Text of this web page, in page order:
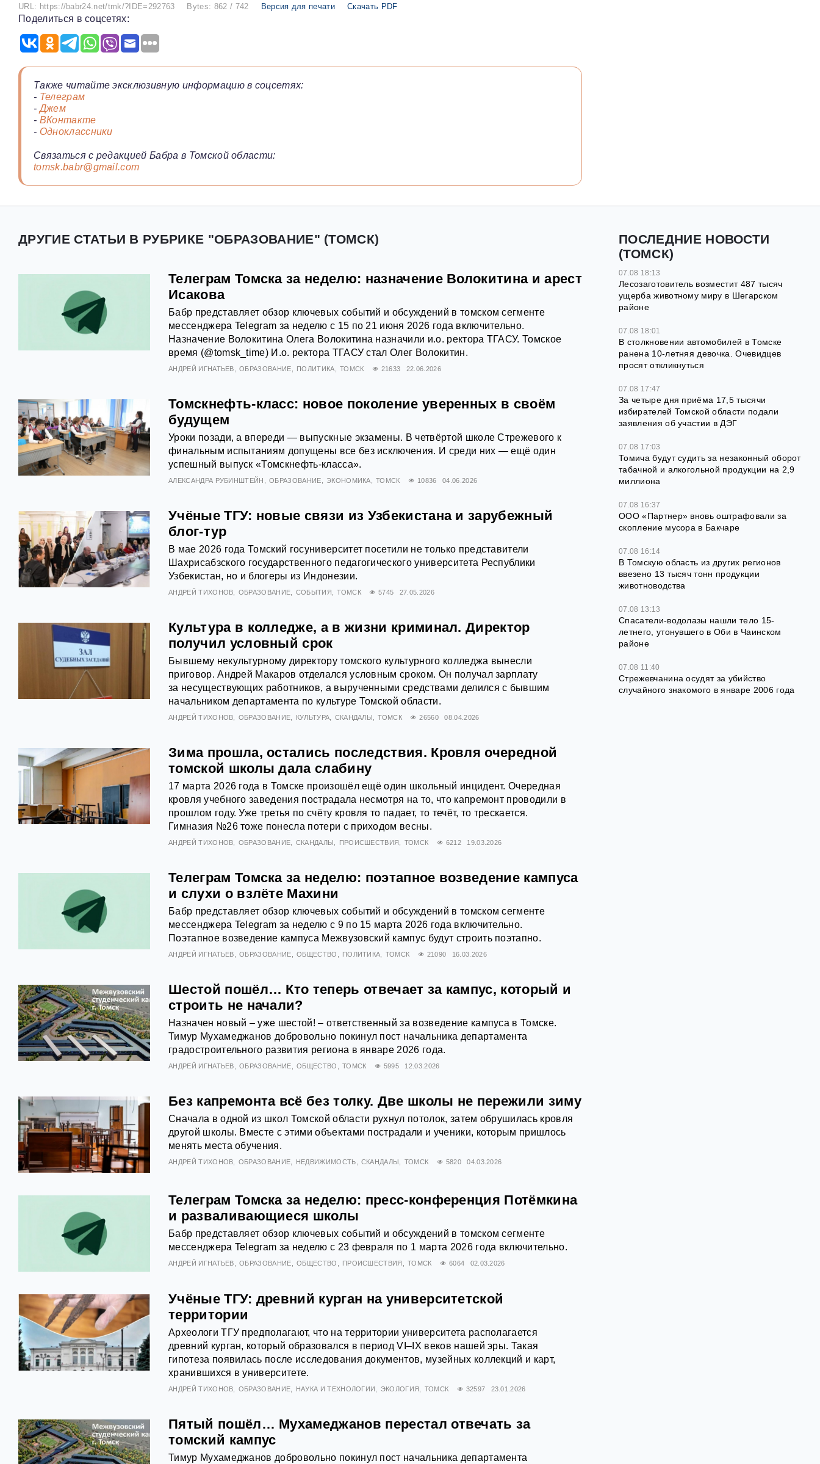
URL: https://babr24.net/tmk/?IDE=292763 Bytes: 862 / 742 Версия для печати Скачать PDF
Поделиться в соцсетях:
Также читайте эксклюзивную информацию в соцсетях:
- Телеграм
-Джем
- ВКонтакте
- Одноклассники
Связаться с редакцией Бабра в Томской области:
tomsk.babr@gmail.com
ДРУГИЕ СТАТЬИ В РУБРИКЕ "ОБРАЗОВАНИЕ" (ТОМСК)
Телеграм Томска за неделю: назначение Волокитина и арест
Исакова
Бабр представляет обзор ключевых событий и обсуждений в томском сегменте
мессенджера Telegram за неделю с 15 по 21 июня 2026 года включительно.
Назначение Волокитина Олега Волокитина назначили и.о. ректора ТГАСУ. Томское
время (@tomsk_time) И.о. ректора ТГАСУ стал Олег Волокитин.
АНДРЕЙ ИГНАТЬЕВ ОБРАЗОВАНИЕ ПОЛИТИКА ТОМСК 21633 22.06.2026
Томскнефть-класс: новое поколение уверенных в своём
будущем
Уроки позади, а впереди — выпускные экзамены. В четвёртой школе Стрежевого к
финальным испытаниям допущены все без исключения. И среди них — ещё один
успешный выпуск «Томскнефть-класса».
АЛЕКСАНДРА РУБИНШТЕЙН ОБРАЗОВАНИЕ ЭКОНОМИКА ТОМСК 10836 04.06.2026
Учёные ТГУ: новые связи из Узбекистана и зарубежный
блог-тур
В мае 2026 года Томский госуниверситет посетили не только представители
Шахрисабзского государственного педагогического университета Республики
Узбекистан, но и блогеры из Индонезии.
АНДРЕЙ ТИХОНОВ ОБРАЗОВАНИЕ СОБЫТИЯ ТОМСК 5745 27.05.2026
Культура в колледже, а в жизни криминал. Директор
получил условный срок
Бывшему некультурному директору томского культурного колледжа вынесли
приговор. Андрей Макаров отделался условным сроком. Он получал зарплату
за несуществующих работников, а вырученными средствами делился с бывшим
начальником департамента по культуре Томской области.
АНДРЕЙ ТИХОНОВ ОБРАЗОВАНИЕ КУЛЬТУРА СКАНДАЛЫ ТОМСК 26560 08.04.2026
Зима прошла, остались последствия. Кровля очередной
томской школы дала слабину
17 марта 2026 года в Томске произошёл ещё один школьный инцидент. Очередная
кровля учебного заведения пострадала несмотря на то, что капремонт проводили в
прошлом году. Уже третья по счёту кровля то падает, то течёт, то трескается.
Гимназия №26 тоже понесла потери с приходом весны.
АНДРЕЙ ТИХОНОВ ОБРАЗОВАНИЕ СКАНДАЛЫ ПРОИСШЕСТВИЯ ТОМСК 6212 19.03.2026
Телеграм Томска за неделю: поэтапное возведение кампуса
и слухи о взлёте Махини
Бабр представляет обзор ключевых событий и обсуждений в томском сегменте
мессенджера Telegram за неделю с 9 по 15 марта 2026 года включительно.
Поэтапное возведение кампуса Межвузовский кампус будут строить поэтапно.
АНДРЕЙ ИГНАТЬЕВ ОБРАЗОВАНИЕ ОБЩЕСТВО ПОЛИТИКА ТОМСК 21090 16.03.2026
Шестой пошёл… Кто теперь отвечает за кампус, который и
строить не начали?
Назначен новый – уже шестой! – ответственный за возведение кампуса в Томске.
Тимур Мухамеджанов добровольно покинул пост начальника департамента
градостроительного развития региона в январе 2026 года.
АНДРЕЙ ИГНАТЬЕВ ОБРАЗОВАНИЕ ОБЩЕСТВО ТОМСК 5995 12.03.2026
Без капремонта всё без толку. Две школы не пережили зиму
Сначала в одной из школ Томской области рухнул потолок, затем обрушилась кровля
другой школы. Вместе с этими объектами пострадали и ученики, которым пришлось
менять места обучения.
АНДРЕЙ ТИХОНОВ ОБРАЗОВАНИЕ НЕДВИЖИМОСТЬ СКАНДАЛЫ ТОМСК 5820 04.03.2026
Телеграм Томска за неделю: пресс-конференция Потёмкина
и разваливающиеся школы
Бабр представляет обзор ключевых событий и обсуждений в томском сегменте
мессенджера Telegram за неделю с 23 февраля по 1 марта 2026 года включительно.
АНДРЕЙ ИГНАТЬЕВ ОБРАЗОВАНИЕ ОБЩЕСТВО ПРОИСШЕСТВИЯ ТОМСК 6064 02.03.2026
Учёные ТГУ: древний курган на университетской
территории
Археологи ТГУ предполагают, что на территории университета располагается
древний курган, который образовался в период VI–IX веков нашей эры. Такая
гипотеза появилась после исследования документов, музейных коллекций и карт,
хранившихся в университете.
АНДРЕЙ ТИХОНОВ ОБРАЗОВАНИЕ НАУКА И ТЕХНОЛОГИИ ЭКОЛОГИЯ ТОМСК 32597 23.01.2026
Пятый пошёл… Мухамеджанов перестал отвечать за
томский кампус
Тимур Мухамеджанов добровольно покинул пост начальника департамента
ПОСЛЕДНИЕ НОВОСТИ
(ТОМСК)
07.08 18:13
Лесозаготовитель возместит 487 тысяч
ущерба животному миру в Шегарском
районе
07.08 18:01
В столкновении автомобилей в Томске
ранена 10-летняя девочка. Очевидцев
просят откликнуться
07.08 17:47
За четыре дня приёма 17,5 тысячи
избирателей Томской области подали
заявления об участии в ДЭГ
07.08 17:03
Томича будут судить за незаконный оборот
табачной и алкогольной продукции на 2,9
миллиона
07.08 16:37
ООО «Партнер» вновь оштрафовали за
скопление мусора в Бакчаре
07.08 16:14
В Томскую область из других регионов
ввезено 13 тысяч тонн продукции
животноводства
07.08 13:13
Спасатели-водолазы нашли тело 15-
летнего, утонувшего в Оби в Чаинском
районе
07.08 11:40
Стрежевчанина осудят за убийство
случайного знакомого в январе 2006 года